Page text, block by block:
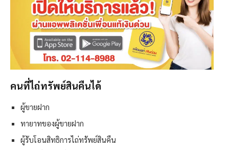
คนที่ไถ่ทรัพย์สินคืนได้
ผู้ขายฝาก
ทายาทของผู้ขายฝาก
ผู้รับโอนสิทธิการไถ่ทรัพย์สินคืน